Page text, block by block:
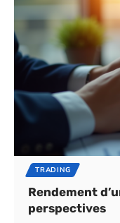
TRADING
Rendement
perspectives